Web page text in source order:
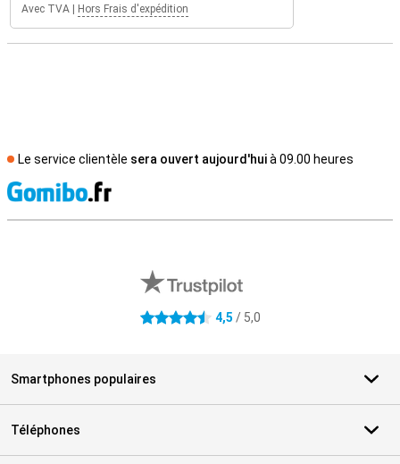
Avec TVA | Hors Frais d'expédition
Le service clientèle sera ouvert aujourd'huià 09.00 heures
4.5 étoiles 4,5 / 5,0
Smartphones populaires
Téléphones